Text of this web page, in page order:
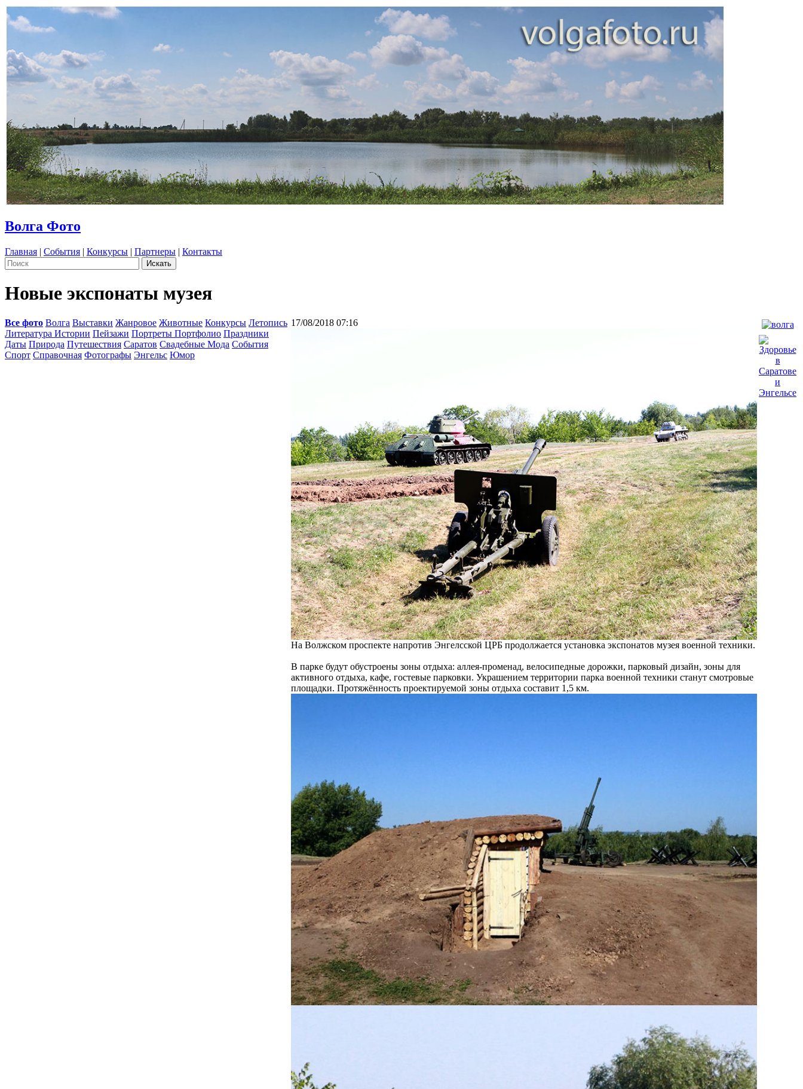
Волга Фото
Главная | События | Конкурсы | Партнеры | Контакты
Новые экспонаты музея
Все фото Волга Выставки Жанровое Животные Конкурсы Летопись
Литература Истории Пейзажи Портреты Портфолио Праздники
Даты Природа Путешествия Саратов Свадебные Мода События
Спорт Справочная Фотографы Энгельс Юмор
17/08/2018 07:16
На Волжском проспекте напротив Энгелсской ЦРБ продолжается установка экспонатов музея военной техники.
В парке будут обустроены зоны отдыха: аллея-променад, велосипедные дорожки, парковый дизайн, зоны для
активного отдыха, кафе, гостевые парковки. Украшением территории парка военной техники станут смотровые
площадки. Протяжённость проектируемой зоны отдыха составит 1,5 км.